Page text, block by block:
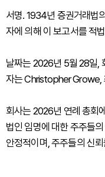
서명. 1934년 증권거래법
자에 의해 이 보고서를 적
날짜는 2026년 5월 28일,
자는 Christopher Growe,
회사는 2026년 연례 총회
법인 임명에 대한 주주들
안정적이며, 주주들의 신